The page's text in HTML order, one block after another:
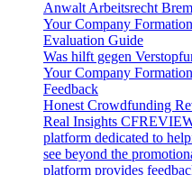
Anwalt Arbeitsrecht
Your Company
Evaluation Guide
Was hilft gegen
Your Company
Feedback
Honest Crowdfunding
Real Insights
platform dedicated to
see beyond the
platform provides